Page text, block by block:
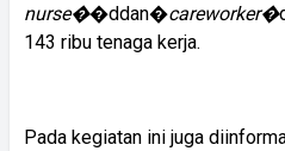
nurse��ddan�careworker�
143 ribu tenaga kerja.
Pada kegiatan ini juga